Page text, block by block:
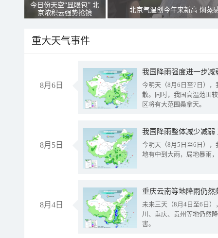
今日份天空“显眼包” 北
京浓积云强势抢镜
北京气温创今年来新高 焖蒸
重大天气事件
8月6日
今明天（8月6日至7日）
散。同时，我国高温范围
区将有大范围桑拿天。
8月5日
我国降雨整体减少减弱
今明天（8月5日至6日）
地有中到大雨，局地暴雨
8月4日
重庆云南等地降雨仍然
未来三天（8月4日至6日
川、重庆、贵州等地仍然
害。